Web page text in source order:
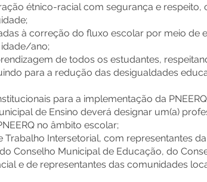
étnico-racial com segurança e
à correção do fluxo escolar por meio de
ano;
de todos os estudantes,
para a redução das desigualdades
para a implementação da
de Ensino deverá designar um(a)
no âmbito escolar;
Trabalho Intersetorial, com representantes
Conselho Municipal de Educação, do
e de representantes das comunidades